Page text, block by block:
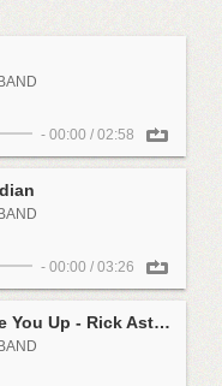
- 00:00 / 02:58
- 00:00 / 03:26
Never Gonna Give You Up - Rick Astley